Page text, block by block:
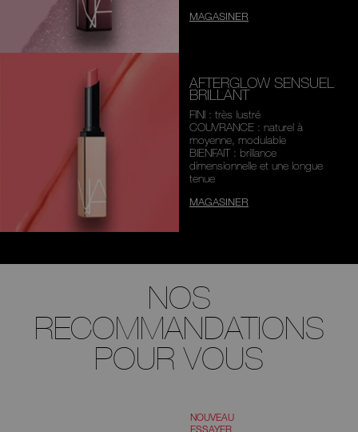
MAGASINER
AFTERGLOW SENSUEL
BRILLANT
FINI : très lustré
COUVRANCE : naturel à
moyenne, modulable
BIENFAIT : brillance
dimensionnelle et une longue
tenue
MAGASINER
NOS
RECOMMANDATIONS
POUR VOUS
NOUVEAU
ESSAYER